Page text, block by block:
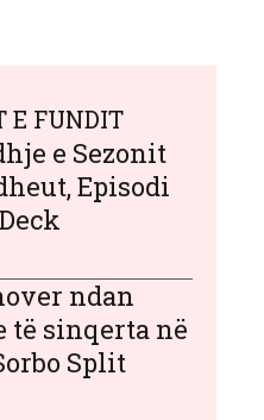
E FUNDIT
e Sezonit
Episodi
ndan
të sinqerta në
Split